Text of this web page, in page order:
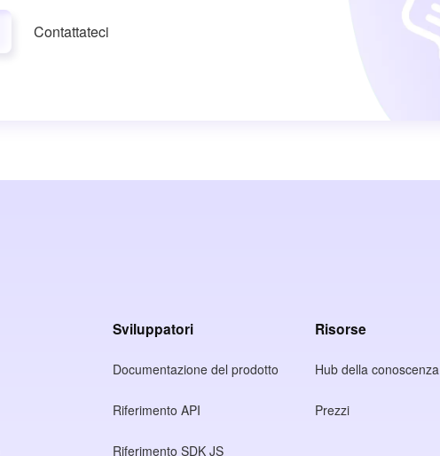
Contattateci
Sviluppatori
Documentazione del prodotto
Riferimento API
Riferimento SDK JS
Risorse
Hub della conoscenza
Prezzi